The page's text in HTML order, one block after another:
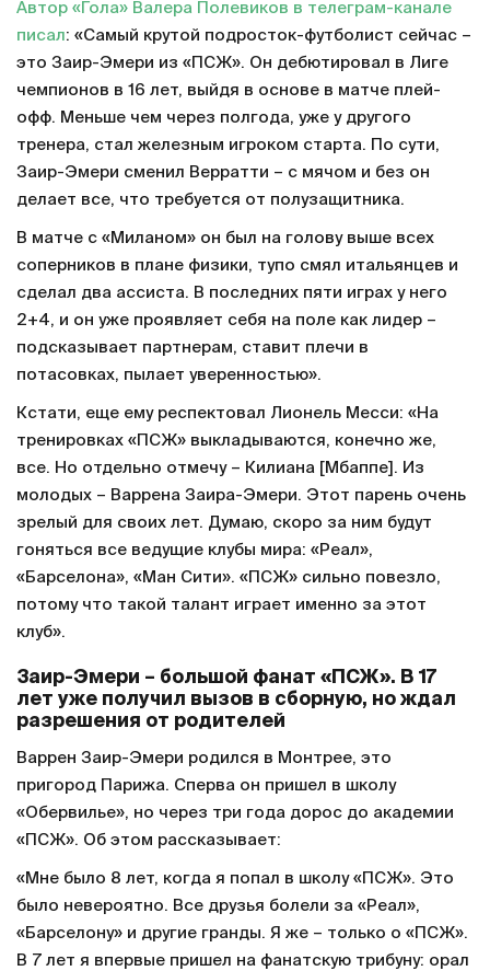
Автор «Гола» Валера Полевиков в телеграм-канале
писал: «Самый крутой подросток-футболист сейчас –
это Заир-Эмери из «ПСЖ». Он дебютировал в Лиге
чемпионов в 16 лет, выйдя в основе в матче плей-
офф. Меньше чем через полгода, уже у другого
тренера, стал железным игроком старта. По сути,
Заир-Эмери сменил Верратти – с мячом и без он
делает все, что требуется от полузащитника.
В матче с «Миланом» он был на голову выше всех
соперников в плане физики, тупо смял итальянцев и
сделал два ассиста. В последних пяти играх у него
2+4, и он уже проявляет себя на поле как лидер –
подсказывает партнерам, ставит плечи в
потасовках, пылает уверенностью».
Кстати, еще ему респектовал Лионель Месси: «На
тренировках «ПСЖ» выкладываются, конечно же,
все. Но отдельно отмечу – Килиана [Мбаппе]. Из
молодых – Варрена Заира-Эмери. Этот парень очень
зрелый для своих лет. Думаю, скоро за ним будут
гоняться все ведущие клубы мира: «Реал»,
«Барселона», «Ман Сити». «ПСЖ» сильно повезло,
потому что такой талант играет именно за этот
клуб».
Заир-Эмери – большой фанат «ПСЖ». В 17
лет уже получил вызов в сборную, но ждал
разрешения от родителей
Варрен Заир-Эмери родился в Монтрее, это
пригород Парижа. Сперва он пришел в школу
«Обервилье», но через три года дорос до академии
«ПСЖ». Об этом рассказывает:
«Мне было 8 лет, когда я попал в школу «ПСЖ». Это
было невероятно. Все друзья болели за «Реал»,
«Барселону» и другие гранды. Я же – только о «ПСЖ».
В 7 лет я впервые пришел на фанатскую трибуну: орал